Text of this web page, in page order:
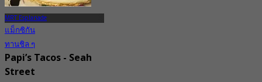
MRT Esplanade
แม็กซิกัน
ทานชิล ๆ
Papi’s Tacos - Seah
Street